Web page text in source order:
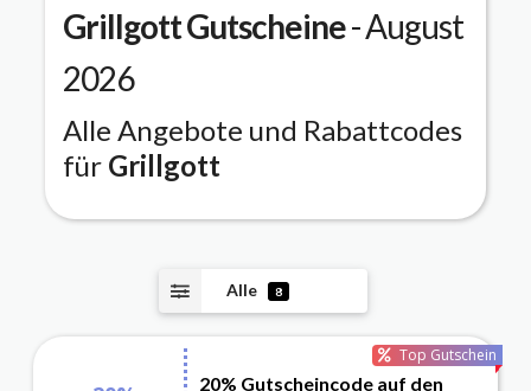
GrillgottGutscheine- August
2026
Alle Angebote und Rabattcodes
für Grillgott
Alle 8
Top Gutschein
20% Gutscheincode auf den